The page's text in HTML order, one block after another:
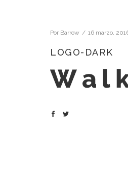
Por Barrow 16 marzo,
LOGO-DARK